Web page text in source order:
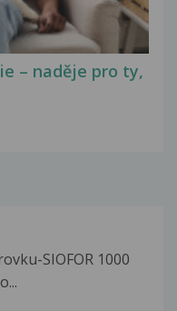
– naděje pro ty,
SIOFOR 1000